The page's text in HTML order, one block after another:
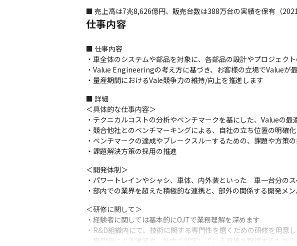
■ 売上高は7兆8,626億円、販売台数は388万台の実績を保有（2021
仕事内容
■ 仕事内容
・車全体のシステムや部品を対象に、各部品の設計やプロジェク
・Value Engineeringの考え方に基づき、お客様の立場でValueが
・量産期間におけるVale競争力の維持/向上を推進します
■ 詳細
＜具体的な仕事内容＞
・テクニカルコストの分析やベンチマークを基にした、Valueの
・競合他社とのベンチマーキングによる、自社の立ち位置の明確化
・ベンチマークの達成やブレークスルーするための、課題や方策
・課題解決方策の採用の推進
＜開発体制＞
・パワートレインやシャシ、車体、内外装といった　車一台分の
・部内での業界を超えた積極的な連携と、部外の関係する開発メ
＜研修に関して＞
・経験者に関しては基本的にOJTで業務理解を深めます
・R&D組織内にて、技術に関する専門性を磨くための研修を用意
・専門家による講習や、社内で認定している資格を取得するため